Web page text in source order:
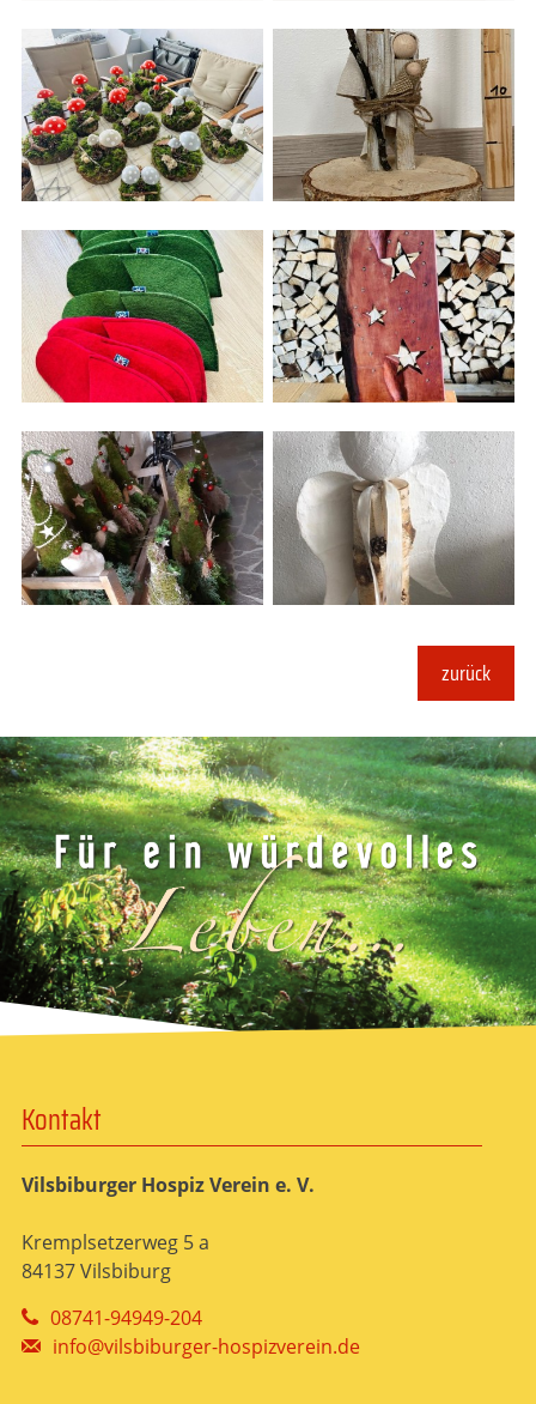
zurück
Kontakt
Vilsbiburger Hospiz Verein e. V.
Kremplsetzerweg 5 a
84137 Vilsbiburg
08741-94949-204
info@vilsbiburger-hospizverein.de